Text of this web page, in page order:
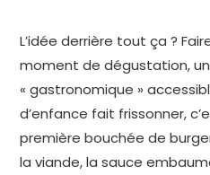
L’idée derrière tout ça ?
moment de dégustation,
« gastronomique »
d’enfance fait frissonner,
première bouchée de
la viande, la sauce